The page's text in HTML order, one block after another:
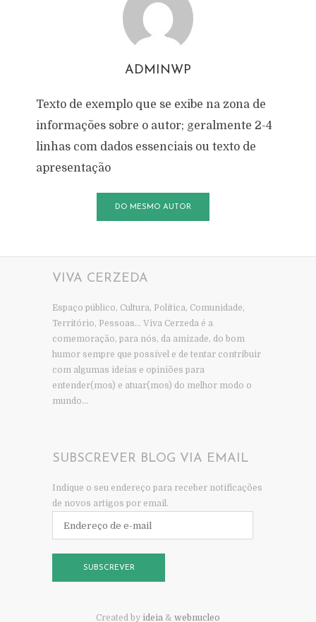
ADMINWP
Texto de exemplo que se exibe na zona de
informações sobre o autor; geralmente 2-4
linhas com dados essenciais ou texto de
apresentação
DO MESMO AUTOR
VIVA CERZEDA
Espaço público, Cultura, Política, Comunidade,
Território, Pessoas… Viva Cerzeda é a
comemoração, para nós, da amizade, do bom
humor sempre que possível e de tentar contribuir
com algumas ideias e opiniões para
entender(mos) e atuar(mos) do melhor modo o
mundo…
SUBSCREVER BLOG VIA EMAIL
Indique o seu endereço para receber notificações
de novos artigos por email.
SUBSCREVER
Created by ideia & webnucleo